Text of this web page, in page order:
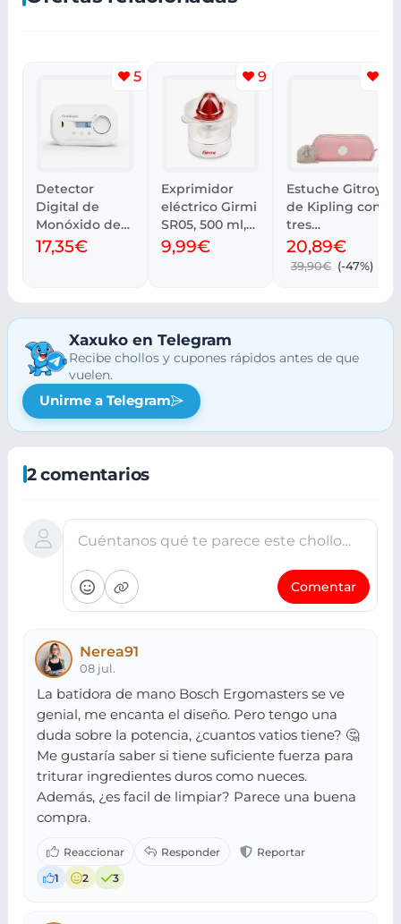
5
Detector
Digital de
Monóxido de
Carbono
FireAngel
17,35€
9
Exprimidor
eléctrico Girmi
SR05, 500 ml,
fácil limpieza
9,99€
Estuche Gitroy
de Kipling con
tres
compartiment
os
20,89€
39,90€ (-47%)
Xaxuko en Telegram
Recibe chollos y cupones rápidos antes de que
vuelen.
Unirme a Telegram
2 comentarios
Cuéntanos qué te parece este chollo…
Comentar
Nerea91
08 jul.
La batidora de mano Bosch Ergomasters se ve
genial, me encanta el diseño. Pero tengo una
duda sobre la potencia, ¿cuantos vatios tiene? 🤔
Me gustaría saber si tiene suficiente fuerza para
triturar ingredientes duros como nueces.
Además, ¿es facil de limpiar? Parece una buena
compra.
1 2 3